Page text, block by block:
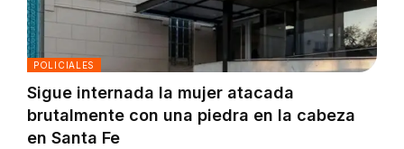
POLICIALES
Sigue internada la mujer atacada
brutalmente con una piedra en la cabeza
en Santa Fe